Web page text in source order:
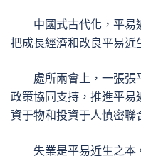
中國式古代化，平
把成長經濟和改良平易近
處所兩會上，一張
政策協同支持，推進平易
資于物和投資于人慎密聯
失業是平易近生之本